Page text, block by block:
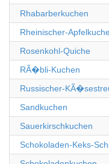
Rhabarberkuchen
Rheinischer-
Rosenkohl-Quiche
RÃ�bli-Kuchen
Russischer-
Sandkuchen
Sauerkirschkuchen
Schokoladen-Keks-